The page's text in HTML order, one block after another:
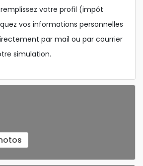
votre profil (impôt
vos informations personnelles
par mail ou par courrier
simulation.